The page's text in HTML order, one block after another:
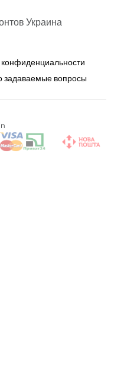
Украина
задаваемые вопросы